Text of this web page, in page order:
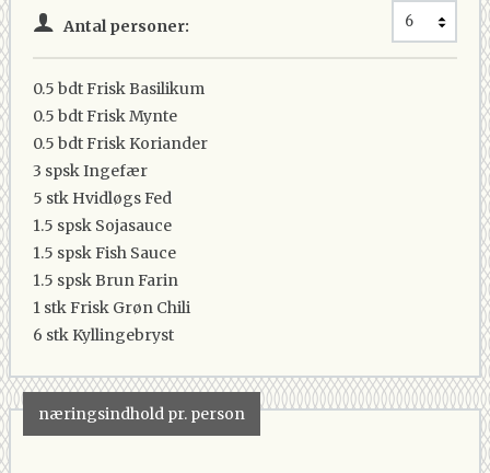
Antal personer:
0.5 bdtFrisk Basilikum
0.5 bdtFrisk Mynte
0.5 bdtFrisk Koriander
3 spskIngefær
5 stk Hvidløgs Fed
1.5 spsk Sojasauce
1.5 spskFish Sauce
1.5 spskBrun Farin
1 stkFrisk Grøn Chili
6 stk Kyllingebryst
næringsindhold pr. person